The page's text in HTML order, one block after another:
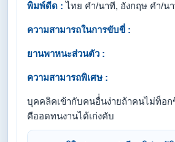
พิมพ์ดีด : ไทย คำ/นาที, อังกฤษ คำ/น
ความสามารถในการขับขี่ :
ยานพาหนะส่วนตัว :
ความสามารถพิเศษ :
บุคคลิคเข้ากับคนอื่่นง่ายถ้าคนไม่ท็อก
คืออดทนงานได้เก่งคับ